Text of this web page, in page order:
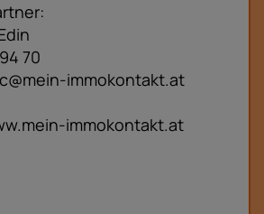
70
immokontakt.at
immokontakt.at